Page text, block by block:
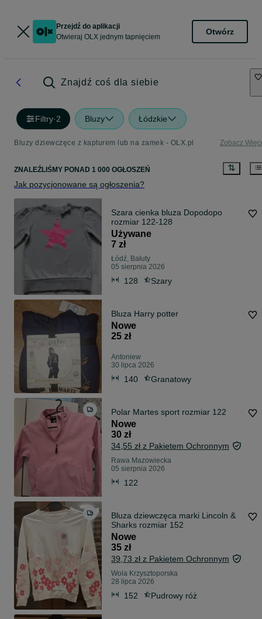
Przejdź do aplikacji
Otwieraj OLX jednym tapnięciem
Otwórz
Znajdź coś dla siebie
Filtry·2 Bluzy Łódzkie
Bluzy dziewczęce z kapturem lub na zamek - OLX.pl Zobacz
ZNALEŹLIŚMY PONAD 1 000 OGŁOSZEŃ
Jak pozycjonowane są ogłoszenia?
Szara cienka bluza Dopodopo
rozmiar 122-128
Używane
7 zł
Łódź, Bałuty
05 sierpnia 2026
128 Szary
Bluza Harry potter
Nowe
25 zł
Antoniew
30 lipca 2026
140 Granatowy
Polar Martes sport rozmiar 122
Nowe
30 zł
34,55 zł z Pakietem Ochronnym
Rawa Mazowiecka
05 sierpnia 2026
122
Bluza dziewczęca marki Lincoln &
Sharks rozmiar 152
Nowe
35 zł
39,73 zł z Pakietem Ochronnym
Wola Krzysztoporska
28 lipca 2026
152 Pudrowy róż